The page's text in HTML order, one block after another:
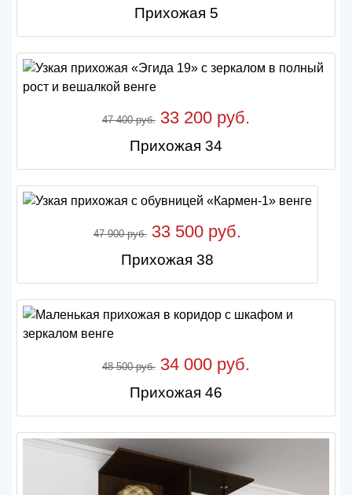
Прихожая 5
47 400 руб. 33 200 руб.
Прихожая 34
47 900 руб. 33 500 руб.
Прихожая 38
48 500 руб. 34 000 руб.
Прихожая 46